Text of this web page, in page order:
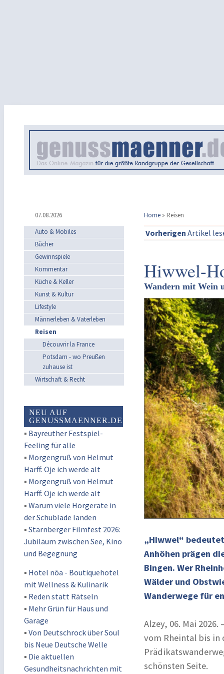
07.08.2026 Home » Reisen
Auto & Mobiles
Bücher
Gewinnspiele
Kommentar
Küche & Keller
Kunst & Kultur
Lifestyle
Männerleben & Vaterleben
Reisen
Découvrir la France
Potsdam - wo Preußen
zuhause ist
Wirtschaft & Recht
NEU AUF
GENUSSMAENNER.DE
▪ Bayreuther Festspiel-
Feeling für alle
▪ Morgengruß von Helmut
Harff: Oje ich werde alt
▪ Morgengruß von Helmut
Harff: Oje ich werde alt
▪ Warum viele Hörgeräte in
der Schublade landen
▪ Starnberger Filmfest 2026:
Jubiläum zwischen See, Kino
und Begegnung
▪ Hotel nōa - Boutiquehotel
mit Wellness & Kulinarik
▪ Reden statt Rätseln
▪ Mehr Grün für Haus und
Garage
▪ Von Deutschrock über Soul
bis Neue Deutsche Welle
▪ Die aktuellen
Gesundheitsnachrichten mit
Vorherigen Artikel
Hiwwel-
Wandern mit Wein
„Hiwwel“
Anhöhen prägen
Bingen. Wer
Wälder und
Wanderwege für
Alzey, 06. Mai
vom Rheintal bis in
schönsten Seite.